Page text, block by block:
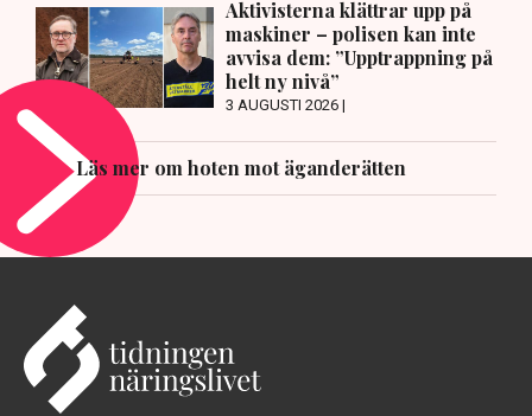
Aktivisterna klättrar upp på
maskiner – polisen kan inte
avvisa dem: ”Upptrappning på
helt ny nivå”
3 AUGUSTI 2026 |
Läs mer om hoten mot äganderätten